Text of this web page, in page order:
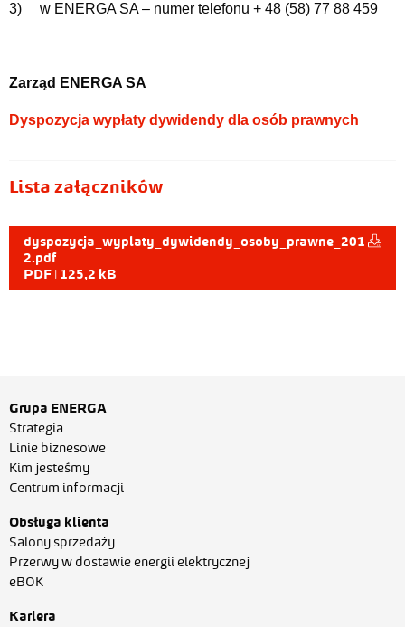
3) w ENERGA SA – numer telefonu + 48 (58) 77 88 459
Zarząd ENERGA SA
Dyspozycja wypłaty dywidendy dla osób prawnych
Lista załączników
dyspozycja_wyplaty_dywidendy_osoby_prawne_201
2.pdf
PDF | 125,2 kB
Grupa ENERGA
Strategia
Linie biznesowe
Kim jesteśmy
Centrum informacji
Obsługa klienta
Salony sprzedaży
Przerwy w dostawie energii elektrycznej
eBOK
Kariera